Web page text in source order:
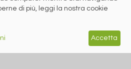
versato
di più, leggi la nostra cookie
Accetta